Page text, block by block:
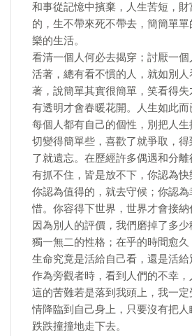
和事從記憶中擯棄，人生苦短，
的，生不帶來死不帶去，簡簡單
樂的生活。
看清一個人何必去揭穿；討厭一個
活著，總有看不慣的人，就如別
著，說簡單其實很簡單，笑看得
有透明才會春暖花開。人生如此而
每個人都有自己的個性，別把人
切變得簡單些，喜歡了就爭取，
了就遺忘。在歷經許多偶遇和分
有抓不住，皆是放不下，你認為快
你認為值得的，就去守候；你認
惜。你容得下世界，世界才會接納
因為別人的評價，我們磨掉了多
獨一無二的性格；在乎的時間愈
生命究竟是活給自己看，還是活給
作為旁觀者時，看到人們的不幸，
這的苦難若是落到我頭上，我一
情降臨到自己身上，只要沒有把
跌跌撞撞地走下去。